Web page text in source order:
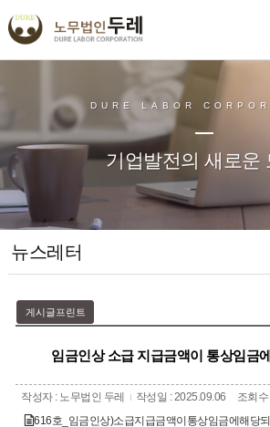
DURE LABOR
기업발전의 새로운
뉴스레터
게시글프린트
임금인상 소급 지급금액이 통상임금
작성자 : 노무법인 두레 작성일 : 2025.09.06
조회
616호_임금인상)소급지급금액이통상임금에해당